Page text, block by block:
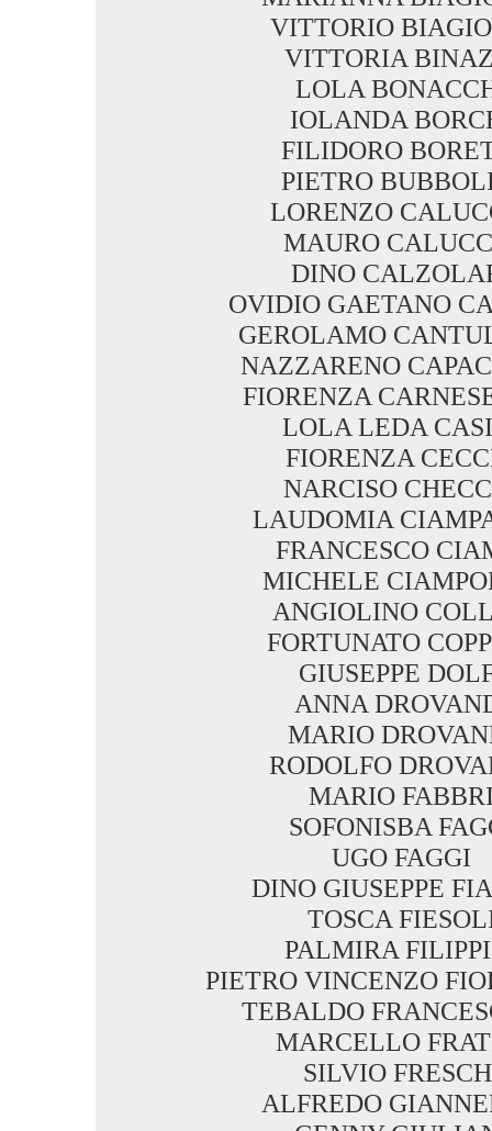
VITTORIO
VITTORIA
LOLA
IOLANDA
FILIDORO
PIETRO
LORENZO
MAURO
DINO
OVIDIO GAETANO
GEROLAMO
NAZZARENO
FIORENZA
LOLA LEDA
FIORENZA
NARCISO
LAUDOMIA
FRANCESCO
MICHELE
ANGIOLINO
FORTUNATO
GIUSEPPE
ANNA
MARIO
RODOLFO
MARIO
SOFONISBA
UGO FAGGI
DINO GIUSEPPE
TOSCA
PALMIRA
PIETRO VINCENZO
TEBALDO
MARCELLO
SILVIO
ALFREDO